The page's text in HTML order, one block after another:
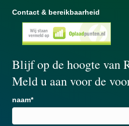
Contact & bereikbaarheid
Blijf op de hoogte van
Meld u aan voor de
naam